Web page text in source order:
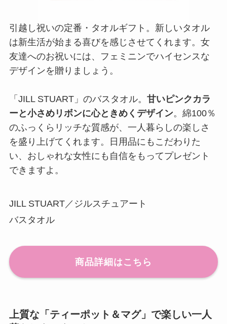
引越し祝いの定番・タオルギフト。新しいタオル
は新生活が始まる喜びを感じさせてくれます。女
友達へのお祝いには、フェミニンでハイセンスな
デザインを贈りましょう。
「JILL STUART」のバスタオル。 甘いピンクカラ
ーと小さめリボンに心ときめくデザイン。綿100％
のふっくらリッチな質感が、一人暮らしの楽しさ
を盛り上げてくれます。日用品にもこだわりた
い、おしゃれな女性にも自信をもってプレゼント
できますよ。
JILL STUART／ジルスチュアート
バスタオル
商品詳細はこちら
上質な「ティーポット＆マグ」で楽しい一人